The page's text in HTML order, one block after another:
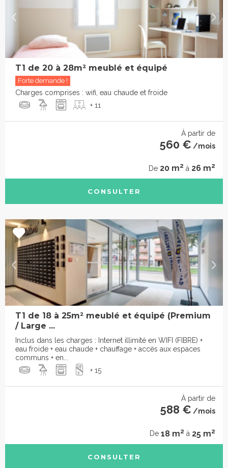
T1 de 20 à 28m² meublé et équipé
Forte demande !
Charges comprises : wifi, eau chaude et froide
+ 11
À partir de
560 € /mois
De 20 m2 à 26 m2
CONSULTER
T1 de 18 à 25m² meublé et équipé (Premium
/ Large ...
Inclus dans les charges : Internet illimité en WIFI (FIBRE) +
eau froide + eau chaude + chauffage + accès aux espaces
communs + en...
+ 15
À partir de
588 € /mois
De 18 m2 à 25 m2
CONSULTER